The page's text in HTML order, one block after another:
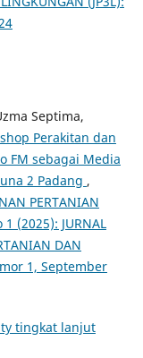
Septima,
Perakitan dan
FM sebagai Media
2 Padang ,
PERTANIAN
1 (2025): JURNAL
DAN
1, September
tingkat lanjut